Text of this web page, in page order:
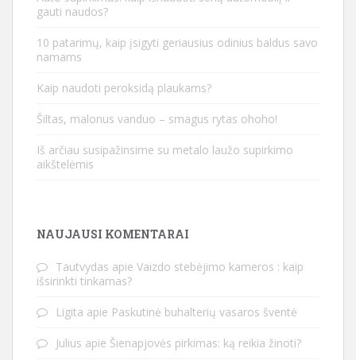
gauti naudos?
10 patarimų, kaip įsigyti geriausius odinius baldus savo
namams
Kaip naudoti peroksidą plaukams?
Šiltas, malonus vanduo – smagus rytas ohoho!
Iš arčiau susipažinsime su metalo laužo supirkimo
aikštelėmis
NAUJAUSI KOMENTARAI
Tautvydas apie Vaizdo stebėjimo kameros : kaip
išsirinkti tinkamas?
Ligita apie Paskutinė buhalterių vasaros šventė
Julius apie Šienapjovės pirkimas: ką reikia žinoti?